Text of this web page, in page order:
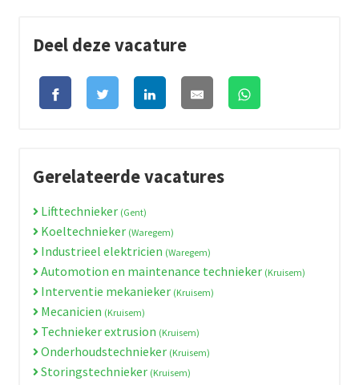
Deel deze vacature
Gerelateerde vacatures
Lifttechnieker (Gent)
Koeltechnieker (Waregem)
Industrieel elektricien (Waregem)
Automotion en maintenance technieker (Kruisem)
Interventie mekanieker (Kruisem)
Mecanicien (Kruisem)
Technieker extrusion (Kruisem)
Onderhoudstechnieker (Kruisem)
Storingstechnieker (Kruisem)